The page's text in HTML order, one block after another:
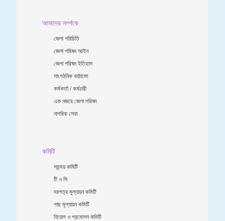
আমাদের সর্ম্পকে
জেলা পরিচিতি
জেলা পরিষদ আইন
জেলা পরিষদ ইতিহাস
সাংগঠনিক কাঠামো
কর্মকর্তা / কর্মচারী
এক নজরে জেলা পরিষদ
নাগরিক সেবা
কমিটি
সমন্ময় কমিটি
টি ও সি
দরপত্র মূল্যায়ন কমিটি
গাছ মূল্যায়ন কমিটি
নিয়োগ ও প্রমোশন কমিটি